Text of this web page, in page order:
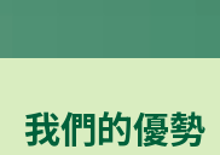
我們的優勢